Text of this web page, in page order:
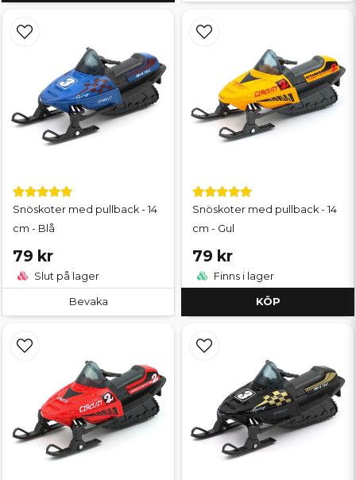
Snöskoter med pullback - 14
cm - Blå
79 kr
Slut på lager
Bevaka
Snöskoter med pullback - 14
cm - Gul
79 kr
Finns i lager
KÖP